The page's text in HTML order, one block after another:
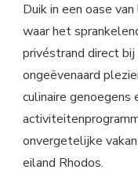
Duik in een oase
waar het
privéstrand direct
ongeëvenaard
culinaire genoegens
onvergetelijke
eiland Rhodos.